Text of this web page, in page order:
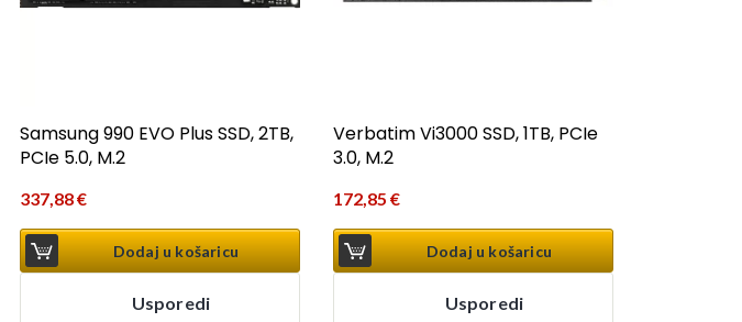
Samsung 990 EVO Plus SSD, 2TB,
PCIe 5.0, M.2
337,88€
Dodaj u košaricu
Usporedi
Verbatim Vi3000 SSD, 1TB, PCIe
3.0, M.2
172,85 €
Dodaj u košaricu
Usporedi